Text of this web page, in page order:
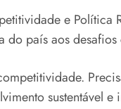
e
do país aos
sustentável